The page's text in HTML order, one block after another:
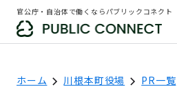
官公庁・自治体で働くならパブリックコネクト
ホーム 川根本町役場 PR一覧